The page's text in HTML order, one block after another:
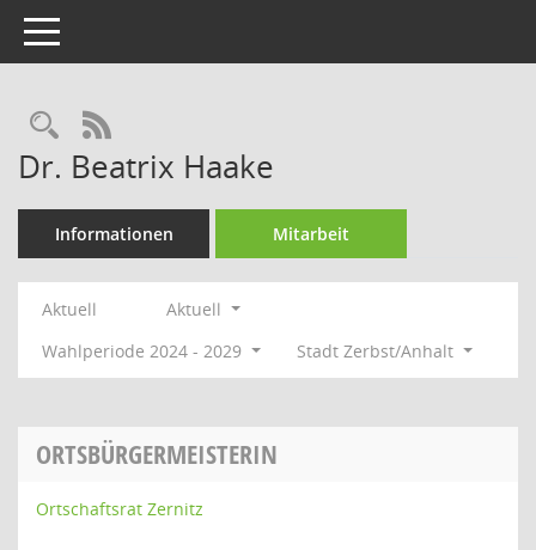
Toggle navigation
Rechercheauswahl
RSS-Feed
Dr. Beatrix Haake
Informationen Mitarbeit
Aktuell
Aktuell
Wahlperiode 2024 - 2029
Stadt Zerbst/Anhalt
ORTSBÜRGERMEISTERIN
Ortschaftsrat Zernitz